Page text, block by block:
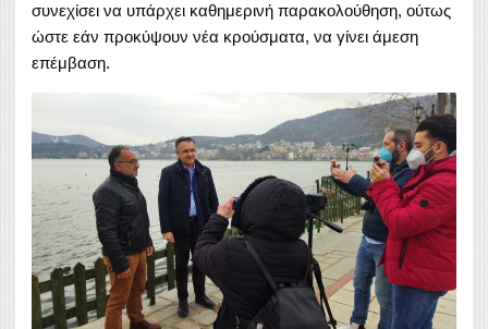
συνεχίσει να υπάρχει καθημερινή παρακολούθηση, ούτως
ώστε εάν προκύψουν νέα κρούσματα, να γίνει άμεση
επέμβαση.